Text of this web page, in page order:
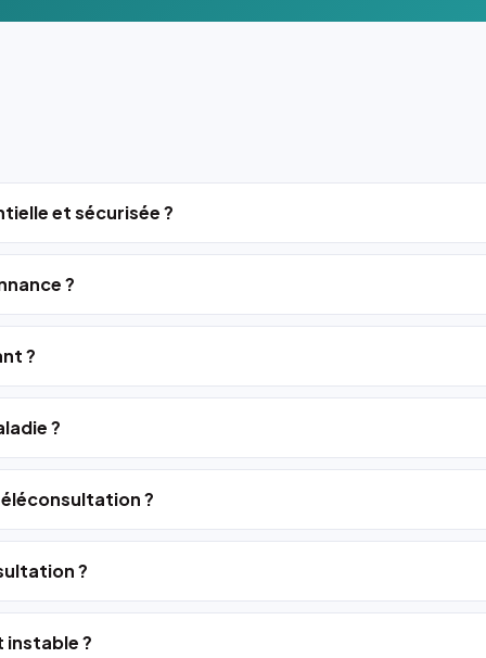
et sécurisée ?
?
?
?
?
?
instable ?